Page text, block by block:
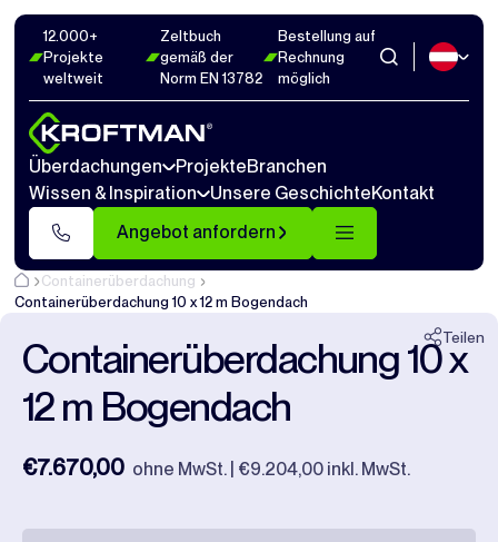
12.000+
Projekte
weltweit
Zeltbuch
gemäß der
Norm EN 13782
Bestellung auf
Rechnung
möglich
Überdachungen ProjekteBranchen
Wissen & Inspiration
Unsere GeschichteKontakt
Angebot anfordern
Containerüberdachung
Containerüberdachung 10 x 12 m Bogendach
Teilen
Containerüberdachung 10 x
12 m Bogendach
€7.670,00 ohne MwSt. | €9.204,00 inkl. MwSt.
Fotos Abmaße1 Videos
Schließen